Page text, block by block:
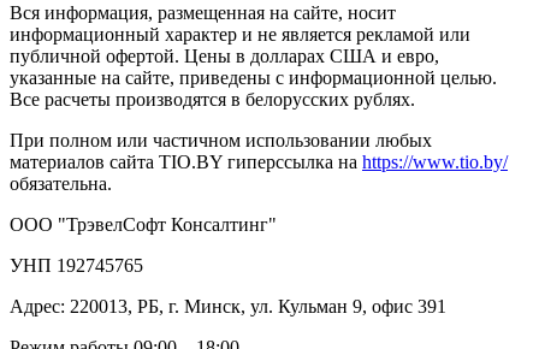
Вся информация, размещенная на сайте, носит
информационный характер и не является рекламой или
публичной офертой. Цены в долларах США и евро,
указанные на сайте, приведены с информационной целью.
Все расчеты производятся в белорусских рублях.
При полном или частичном использовании любых
материалов сайта TIO.BY гиперссылка на https://www.tio.by/
обязательна.
ООО "ТрэвелСофт Консалтинг"
УНП 192745765
Адрес: 220013, РБ, г. Минск, ул. Кульман 9, офис 391